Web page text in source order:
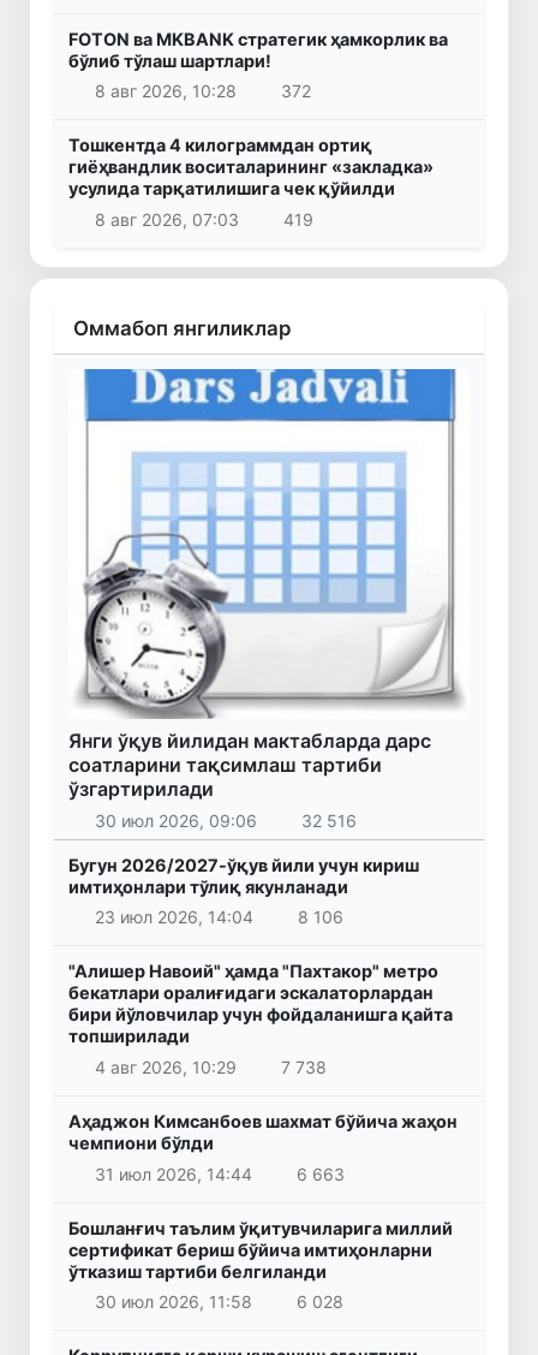
FOTON ва MKBANK стратегик ҳамкорлик ва
бўлиб тўлаш шартлари!
8 авг 2026, 10:28
372
Тошкентда 4 килограммдан ортиқ
гиёҳвандлик воситаларининг «закладка»
усулида тарқатилишига чек қўйилди
8 авг 2026, 07:03
419
Оммабоп янгиликлар
Янги ўқув йилидан мактабларда дарс
соатларини тақсимлаш тартиби
ўзгартирилади
30 июл 2026, 09:06 32 516
Бугун 2026/2027-ўқув йили учун кириш
имтиҳонлари тўлиқ якунланади
23 июл 2026, 14:04
8 106
"Алишер Навоий" ҳамда "Пахтакор" метро
бекатлари оралиғидаги эскалаторлардан
бири йўловчилар учун фойдаланишга қайта
топширилади
4 авг 2026, 10:29
7 738
Аҳаджон Кимсанбоев шахмат бўйича жаҳон
чемпиони бўлди
31 июл 2026, 14:44
6 663
Бошланғич таълим ўқитувчиларига миллий
сертификат бериш бўйича имтиҳонларни
ўтказиш тартиби белгиланди
30 июл 2026, 11:58
6 028